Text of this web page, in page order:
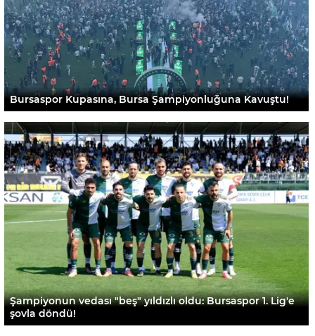
Bursaspor Kupasına, Bursa Şampiyonluğuna Kavuştu!
Şampiyonun vedası "beş" yıldızlı oldu: Bursaspor 1. Lig'e
şovla döndü!